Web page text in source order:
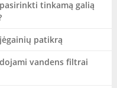
tinkamą galią
patikrą
vandens filtrai